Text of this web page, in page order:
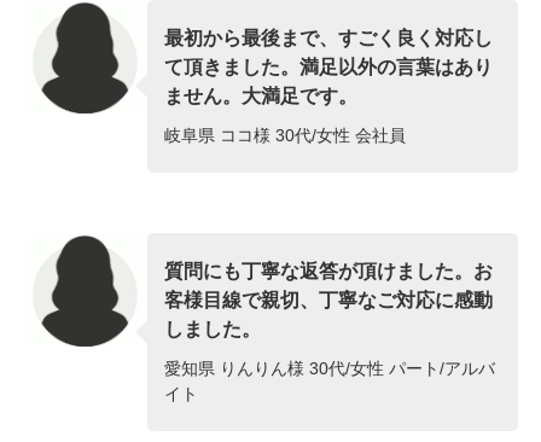
最初から最後まで、すごく良く対応し
て頂きました。満足以外の言葉はあり
ません。大満足です。
岐阜県 ココ様 30代/女性 会社員
質問にも丁寧な返答が頂けました。お
客様目線で親切、丁寧なご対応に感動
しました。
愛知県 りんりん様 30代/女性 パート/アルバ
イト